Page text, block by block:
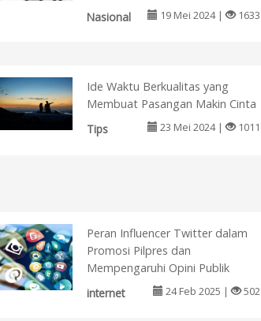
Nasional
19 Mei 2024 | 1633
Ide Waktu Berkualitas yang
Membuat Pasangan Makin Cinta
Tips
23 Mei 2024 | 1011
Peran Influencer Twitter dalam
Promosi Pilpres dan
Mempengaruhi Opini Publik
internet
24 Feb 2025 | 502